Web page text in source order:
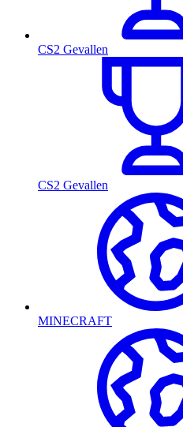
CS2 Gevallen
CS2 Gevallen
MINECRAFT